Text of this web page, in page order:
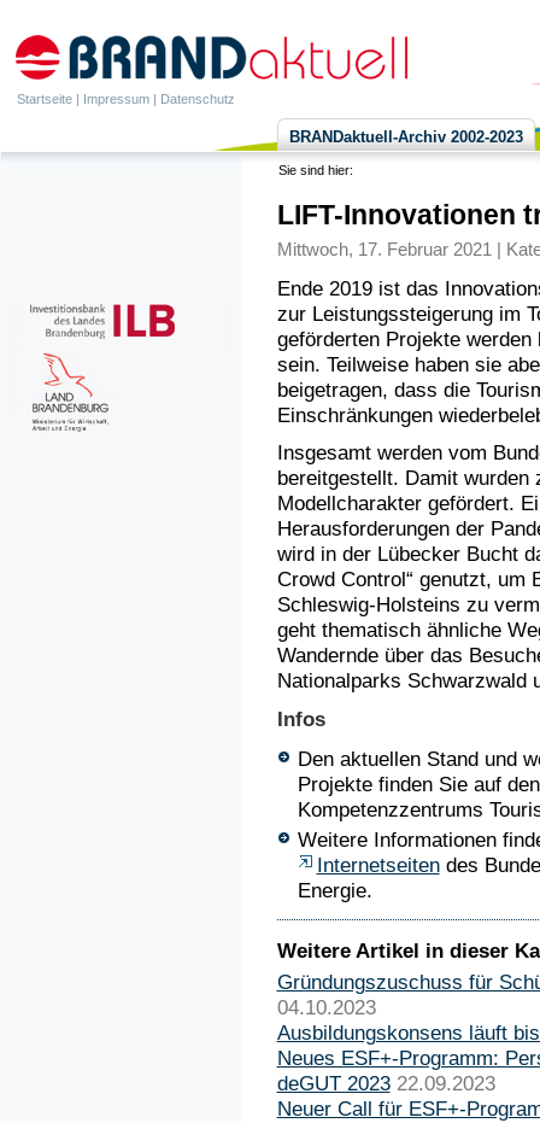
Startseite | Impressum | Datenschutz
BRANDaktuell-Archiv 2002-2023
Sie sind hier:
LIFT-Innovationen
Mittwoch, 17. Februar 2021 |
Ende 2019 ist das
zur Leistungssteigerung im
geförderten Projekte
sein. Teilweise haben sie
beigetragen, dass die
Einschränkungen
Insgesamt werden vom
bereitgestellt. Damit
Modellcharakter gefördert.
Herausforderungen der
wird in der Lübecker Bucht
Crowd Control“ genutzt, um
Schleswig-Holsteins zu
geht thematisch ähnliche
Wandernde über das
Nationalparks Schwarzwald
Infos
Den aktuellen Stand und
Projekte finden Sie auf
Kompetenzzentrums
Weitere Informationen
Internetseitendes
Energie.
Weitere Artikel in dieser
Gründungszuschuss für
04.10.2023
Ausbildungskonsens läuft
Neues ESF+-Programm:
deGUT 2023 22.09.2023
Neuer Call für ESF+-